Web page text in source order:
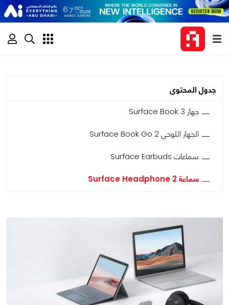
جدول المحتوى
جهاز Surface Book 3
الجهاز اللوحي Surface Book Go 2
سماعات Surface Earbuds
سماعة Surface Headphone 2